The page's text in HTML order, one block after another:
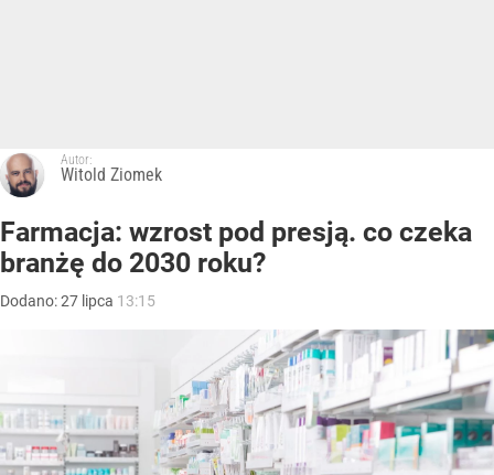
Autor:
Witold Ziomek
Farmacja: wzrost pod presją. co czeka
branżę do 2030 roku?
Dodano:27 lipca 13:15